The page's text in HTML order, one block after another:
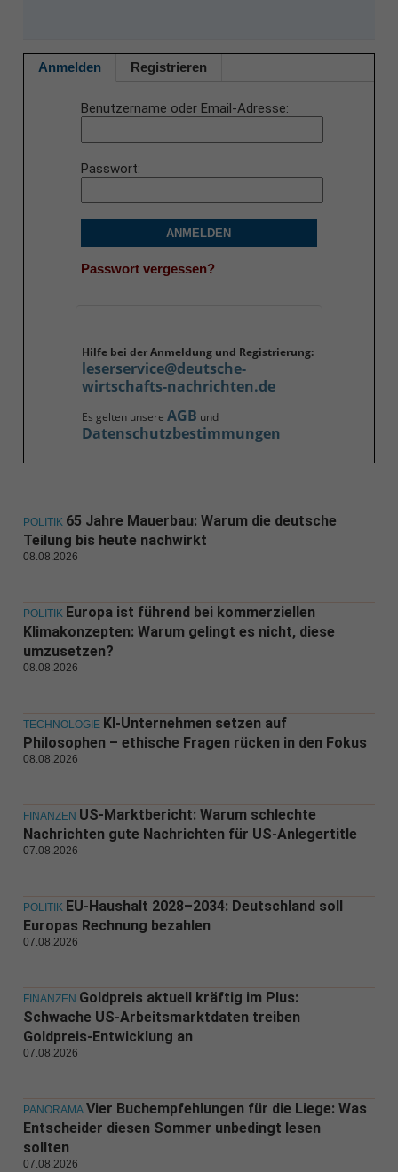
Anmelden Registrieren
Benutzername oder Email-Adresse
Passwort
ANMELDEN
Passwort vergessen?
Hilfe bei der Anmeldung und Registrierung:
leserservice@deutsche-
wirtschafts-nachrichten.de
Es gelten unsere AGB und
Datenschutzbestimmungen
POLITIK 65 Jahre Mauerbau: Warum die deutsche
Teilung bis heute nachwirkt
08.08.2026
POLITIK Europa ist führend bei kommerziellen
Klimakonzepten: Warum gelingt es nicht, diese
umzusetzen?
08.08.2026
TECHNOLOGIE KI-Unternehmen setzen auf
Philosophen – ethische Fragen rücken in den Fokus
08.08.2026
FINANZEN US-Marktbericht: Warum schlechte
Nachrichten gute Nachrichten für US-Anlegertitle
07.08.2026
POLITIK EU-Haushalt 2028–2034: Deutschland soll
Europas Rechnung bezahlen
07.08.2026
FINANZEN Goldpreis aktuell kräftig im Plus:
Schwache US-Arbeitsmarktdaten treiben
Goldpreis-Entwicklung an
07.08.2026
PANORAMA Vier Buchempfehlungen für die Liege: Was
Entscheider diesen Sommer unbedingt lesen
sollten
07.08.2026